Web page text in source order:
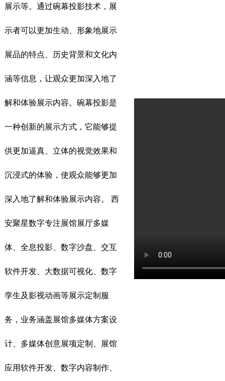
展示等。通过碗幕投影技术，展
示者可以更加生动、形象地展示
展品的特点、历史背景和文化内
涵等信息，让观众更加深入地了
解和体验展示内容。碗幕投影是
一种创新的展示方式，它能够提
供更加逼真、立体的视觉效果和
沉浸式的体验，使观众能够更加
深入地了解和体验展示内容。 西
安聚星数字专注展馆展厅多媒
体、全息投影、数字沙盘、交互
软件开发、大数据可视化、数字
孪生及影视动画等展示定制服
务，业务涵盖展馆多媒体方案设
计、多媒体创意展项定制、展馆
应用软件开发、数字内容制作、